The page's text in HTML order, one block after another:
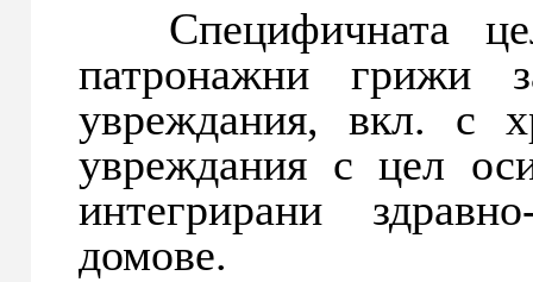
Специфичната
патронажни грижи
увреждания, вкл. с
увреждания с цел
интегрирани
домове.